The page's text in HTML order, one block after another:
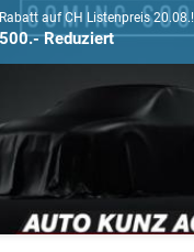
Rabatt auf CH Listenpreis 20.08.!
500.- Reduziert